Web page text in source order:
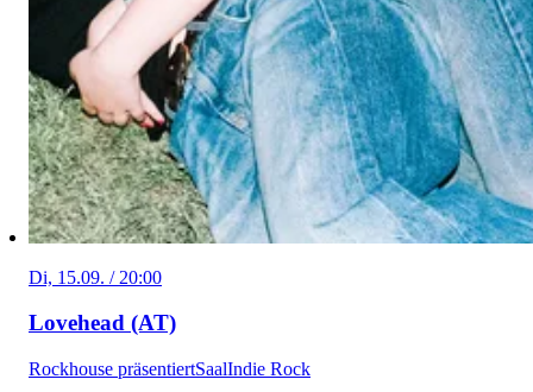
Di, 15.09. / 20:00
Lovehead (AT)
Rockhouse präsentiertSaalIndie Rock